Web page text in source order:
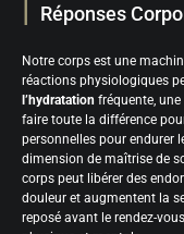
Réponses
Notre corps est une
réactions physiologiques
l’hydratation fréquente,
faire toute la différence
personnelles pour endurer
dimension de maîtrise de
corps peut libérer des
douleur et augmentent la
reposé avant le rendez-